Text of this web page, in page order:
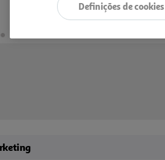
Definições de cookies